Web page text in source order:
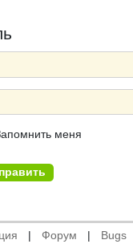
меня
| Форум | Bugs